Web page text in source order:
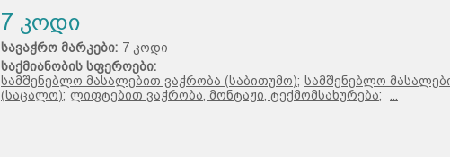
7 კოდი
სავაჭრო მარკები: 7 კოდი
საქმიანობის სფეროები:
სამშენებლო მასალებით ვაჭრობა (საბითუმო); სამშენებლო
(საცალო); ლიფტებით ვაჭრობა, მონტაჟი, ტექმომსახურება;